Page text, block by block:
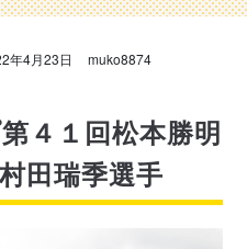
年4月23日 muko8874
４１回松本勝明
田瑞季選手